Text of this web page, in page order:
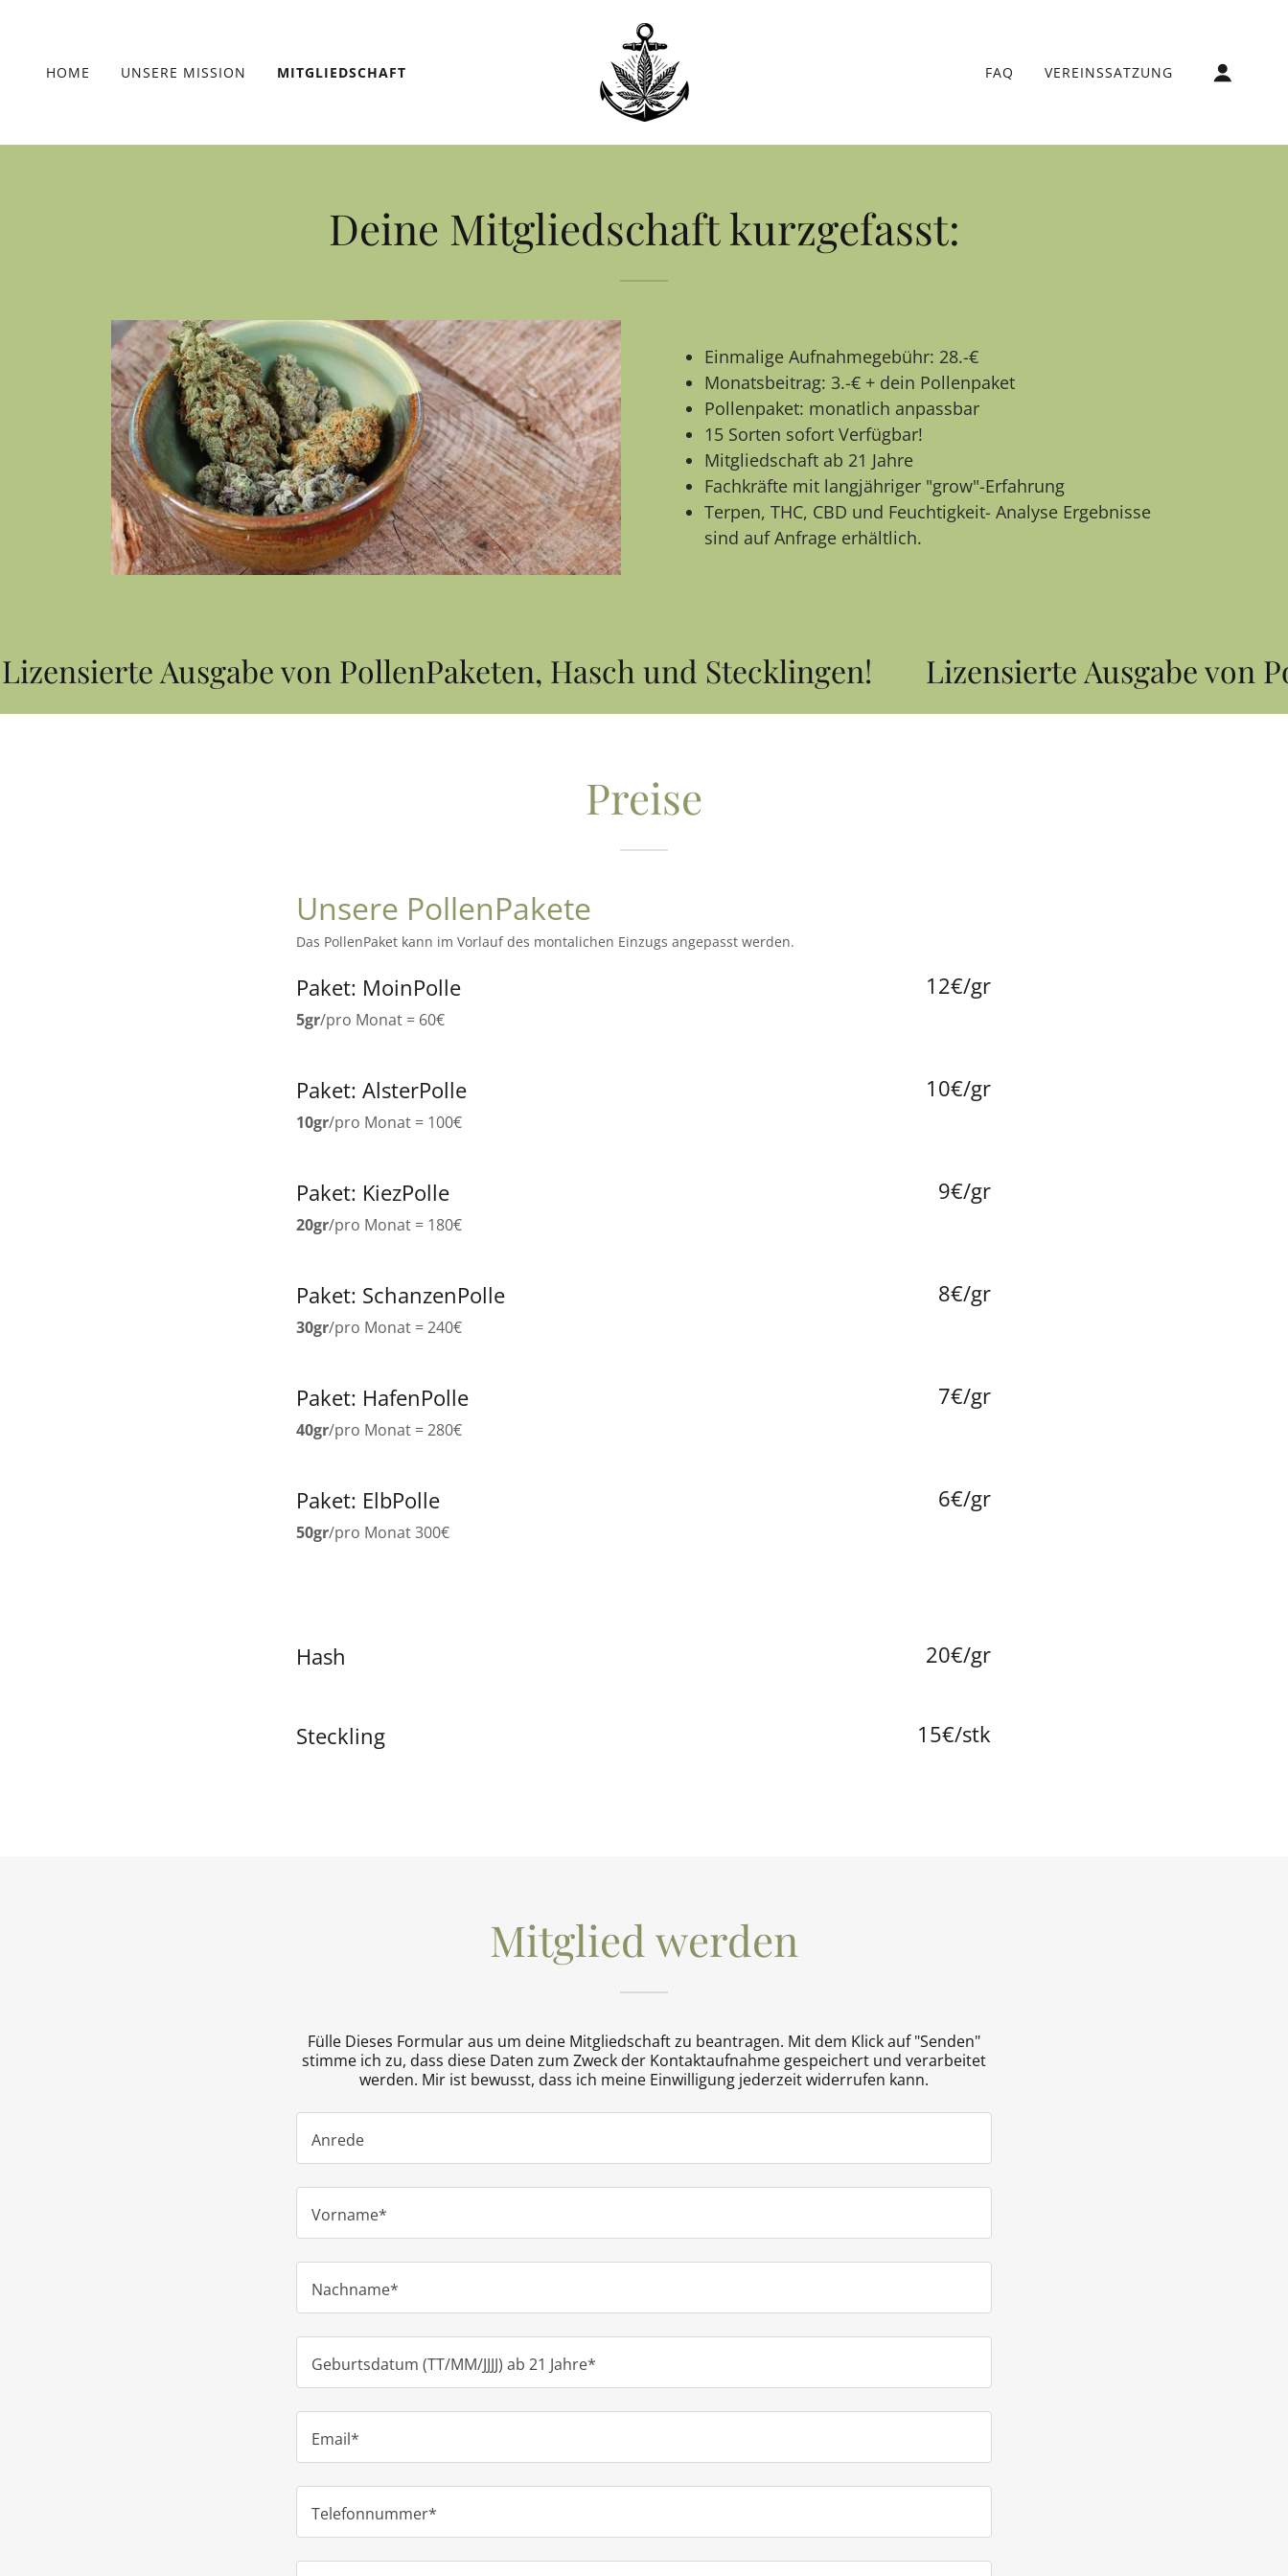
HOME UNSERE MISSION MITGLIEDSCHAFT FAQ VEREINSSATZUNG
Deine Mitgliedschaft kurzgefasst:
Einmalige Aufnahmegebühr: 28.-€
Monatsbeitrag: 3.-€ + dein Pollenpaket
Pollenpaket: monatlich anpassbar
15 Sorten sofort Verfügbar!
Mitgliedschaft ab 21 Jahre
Fachkräfte mit langjähriger "grow"-Erfahrung
Terpen, THC, CBD und Feuchtigkeit- Analyse Ergebnisse
sind auf Anfrage erhältlich.
Ausgabe von PollenPaketen, Hasch und Stecklingen! Lizensierte Ausgabe von
Preise
Unsere PollenPakete
Das PollenPaket kann im Vorlauf des montalichen Einzugs angepasst werden.
Paket: MoinPolle 12€/gr
5gr/pro Monat = 60€
Paket: AlsterPolle 10€/gr
10gr/pro Monat = 100€
Paket: KiezPolle 9€/gr
20gr/pro Monat = 180€
Paket: SchanzenPolle 8€/gr
30gr/pro Monat = 240€
Paket: HafenPolle 7€/gr
40gr/pro Monat = 280€
Paket: ElbPolle 6€/gr
50gr/pro Monat 300€
Hash 20€/gr
Steckling 15€/stk
Mitglied werden
Fülle Dieses Formular aus um deine Mitgliedschaft zu beantragen. Mit dem Klick auf "Senden"
stimme ich zu, dass diese Daten zum Zweck der Kontaktaufnahme gespeichert und verarbeitet
werden. Mir ist bewusst, dass ich meine Einwilligung jederzeit widerrufen kann.
Anrede
Vorname*
Nachname*
Geburtsdatum (TT/MM/JJJJ) ab 21 Jahre*
Email*
Telefonnummer*